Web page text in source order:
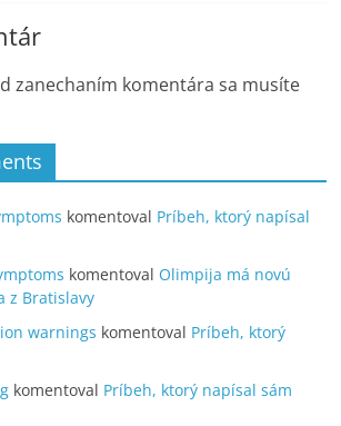
zanechaním komentára sa musíte
komentoval Príbeh, ktorý napísal
komentoval Olimpija má novú
z Bratislavy
warnings komentoval Príbeh, ktorý
komentoval Príbeh, ktorý napísal sám